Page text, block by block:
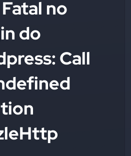
no
do
Call